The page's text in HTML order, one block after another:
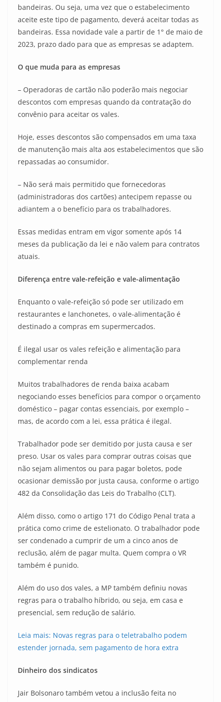
bandeiras. Ou seja, uma vez que o estabelecimento
aceite este tipo de pagamento, deverá aceitar todas as
bandeiras. Essa novidade vale a partir de 1° de maio de
2023, prazo dado para que as empresas se adaptem.
O que muda para as empresas
– Operadoras de cartão não poderão mais negociar
descontos com empresas quando da contratação do
convênio para aceitar os vales.
Hoje, esses descontos são compensados em uma taxa
de manutenção mais alta aos estabelecimentos que são
repassadas ao consumidor.
– Não será mais permitido que fornecedoras
(administradoras dos cartões) antecipem repasse ou
adiantem a o benefício para os trabalhadores.
Essas medidas entram em vigor somente após 14
meses da publicação da lei e não valem para contratos
atuais.
Diferença entre vale-refeição e vale-alimentação
Enquanto o vale-refeição só pode ser utilizado em
restaurantes e lanchonetes, o vale-alimentação é
destinado a compras em supermercados.
É ilegal usar os vales refeição e alimentação para
complementar renda
Muitos trabalhadores de renda baixa acabam
negociando esses benefícios para compor o orçamento
doméstico – pagar contas essenciais, por exemplo –
mas, de acordo com a lei, essa prática é ilegal.
Trabalhador pode ser demitido por justa causa e ser
preso. Usar os vales para comprar outras coisas que
não sejam alimentos ou para pagar boletos, pode
ocasionar demissão por justa causa, conforme o artigo
482 da Consolidação das Leis do Trabalho (CLT).
Além disso, como o artigo 171 do Código Penal trata a
prática como crime de estelionato. O trabalhador pode
ser condenado a cumprir de um a cinco anos de
reclusão, além de pagar multa. Quem compra o VR
também é punido.
Além do uso dos vales, a MP também definiu novas
regras para o trabalho híbrido, ou seja, em casa e
presencial, sem redução de salário.
Leia mais: Novas regras para o teletrabalho podem
estender jornada, sem pagamento de hora extra
Dinheiro dos sindicatos
Jair Bolsonaro também vetou a inclusão feita no